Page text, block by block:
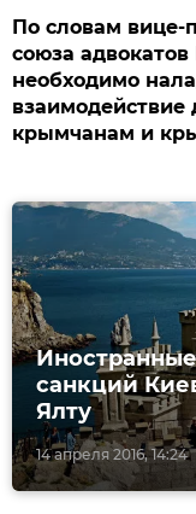
По словам вице-
союза
необходимо
крымчанам и
14 апреля 2016, 14:24
санкций
Ялту